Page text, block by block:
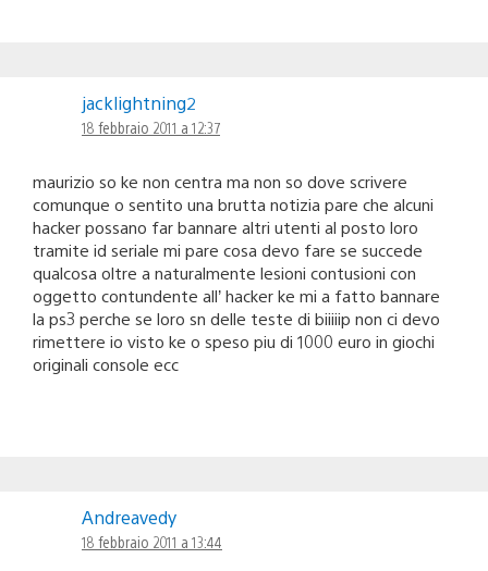
jacklightning2
18 febbraio 2011 a 12:37
maurizio so ke non centra ma non so dove scrivere
comunque o sentito una brutta notizia pare che alcuni
hacker possano far bannare altri utenti al posto loro
tramite id seriale mi pare cosa devo fare se succede
qualcosa oltre a naturalmente lesioni contusioni con
oggetto contundente all’ hacker ke mi a fatto bannare
la ps3 perche se loro sn delle teste di biiiiip non ci devo
rimettere io visto ke o speso piu di 1000 euro in giochi
originali console ecc
Andreavedy
18 febbraio 2011 a 13:44